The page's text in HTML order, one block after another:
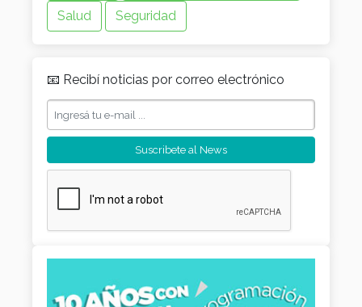
Salud
Seguridad
📧 Recibí noticias por correo electrónico